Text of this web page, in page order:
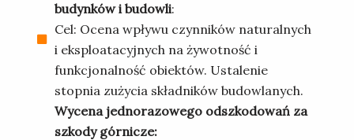
budynków i budowli:
Cel: Ocena wpływu czynników naturalnych
i eksploatacyjnych na żywotność i
funkcjonalność obiektów. Ustalenie
stopnia zużycia składników budowlanych.
Wycena jednorazowego odszkodowań za
szkody górnicze: